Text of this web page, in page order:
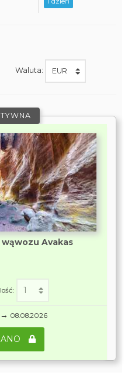
Waluta:
Avakas
→ 08.08.2026